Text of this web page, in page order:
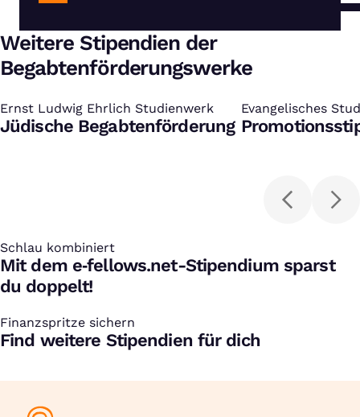
Weitere Stipendien der
Begabtenförderungswerke
Ernst Ludwig Ehrlich Studienwerk
:
Jüdische Begabtenförderung
Evangelisches
:
Schlau kombiniert
:
Mit dem e‑fellows.net-Stipendium sparst
du doppelt!
Finanzspritze sichern
:
Find weitere Stipendien für dich